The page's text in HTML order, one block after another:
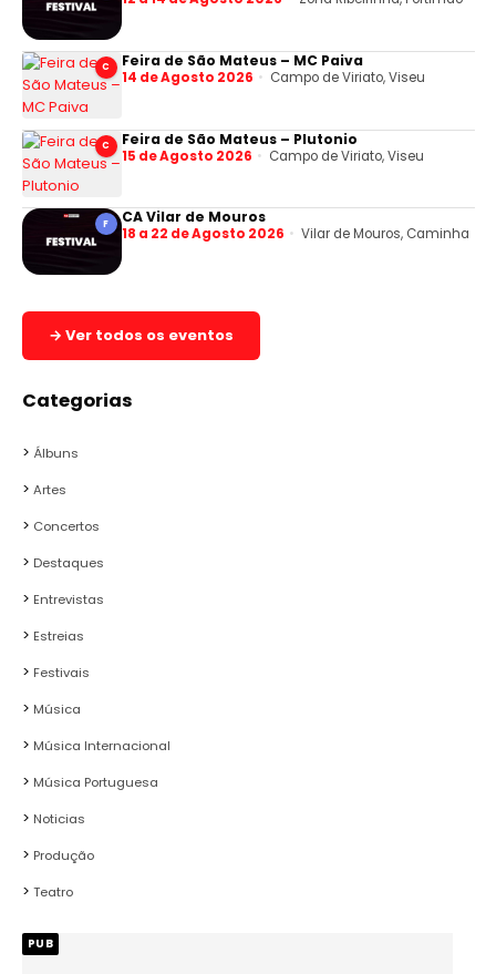
C Feira de São Mateus – MC Paiva
14 de Agosto 2026 Campo de Viriato, Viseu
C Feira de São Mateus – Plutonio
15 de Agosto 2026 Campo de Viriato, Viseu
F CA Vilar de Mouros
18 a 22 de Agosto 2026 Vilar de Mouros, Caminha
→ Ver todos os eventos
Categorias
Álbuns
Artes
Concertos
Destaques
Entrevistas
Estreias
Festivais
Música
Música Internacional
Música Portuguesa
Noticias
Produção
Teatro
PUB